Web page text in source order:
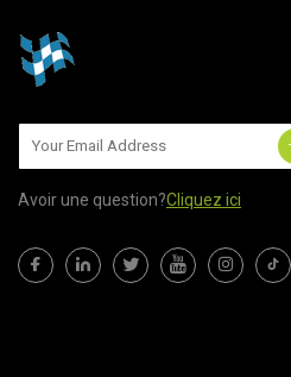
Avoir une question?Cliquez ici